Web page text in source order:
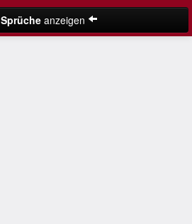
Sprücheanzeigen